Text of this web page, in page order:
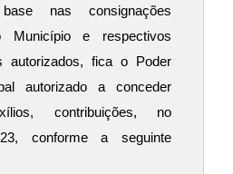
nas consignações
Município e respectivos
autorizados, fica o Poder
autorizado a conceder
contribuições, no
conforme a seguinte